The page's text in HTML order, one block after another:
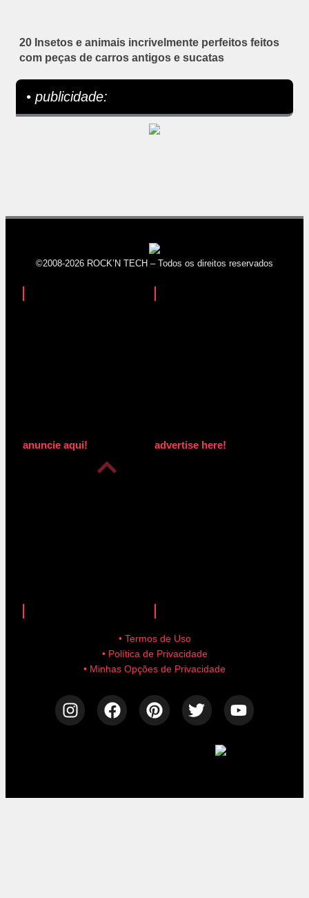
20 Insetos e animais incrivelmente perfeitos feitos
com peças de carros antigos e sucatas
• publicidade:
©2008-2026 ROCK’N TECH – Todos os direitos reservados
anuncie aqui! advertise here!
• Termos de Uso
• Política de Privacidade
• Minhas Opções de Privacidade